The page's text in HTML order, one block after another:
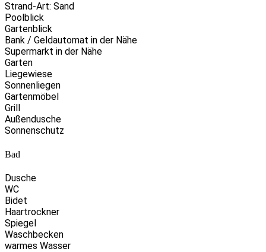
Strand-Art: Sand
Poolblick
Gartenblick
Bank / Geldautomat in der Nähe
Supermarkt in der Nähe
Garten
Liegewiese
Sonnenliegen
Gartenmöbel
Grill
Außendusche
Sonnenschutz
Bad
Dusche
WC
Bidet
Haartrockner
Spiegel
Waschbecken
warmes Wasser